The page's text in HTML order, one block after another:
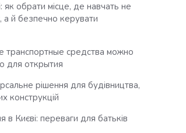
як обрати місце, де навчать не
а й безпечно керувати
транспортные средства можно
для открытия
рішення для будівництва,
конструкцій
Києві: переваги для батьків